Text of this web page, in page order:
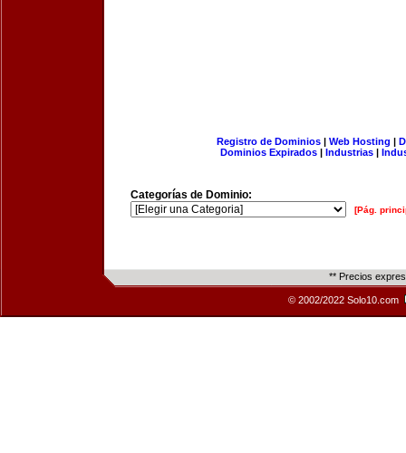
Registro de Dominios| Web Hosting |
Dominios Expirados | Industrias |
Categorías de Dominio:
[Pág.
** Precios
© 2002/2022 Solo10.com